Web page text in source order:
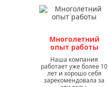
Многолетний
опыт работы
Наша компания
работает уже более 10
лет и хорошо себя
зарекомендовала за